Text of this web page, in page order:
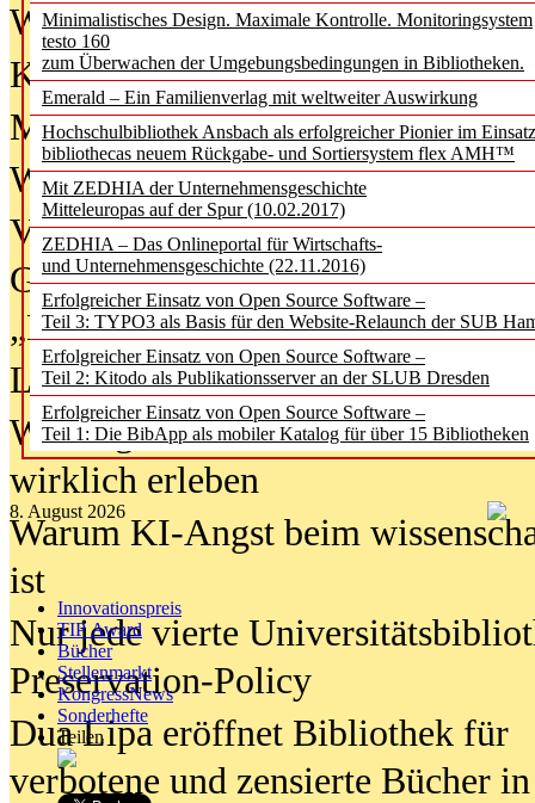
Minimalistisches Design. Maximale Kontrolle. Monitoringsystem
testo 160
zum Überwachen der Umgebungsbedingungen in Bibliotheken.
Emerald – Ein Familienverlag mit weltweiter Auswirkung
Hochschulbibliothek Ansbach als erfolgreicher Pionier im
bibliothecas neuem Rückgabe- und Sortiersystem flex AMH™
Mit ZEDHIA der Unternehmensgeschichte
Mitteleuropas auf der Spur (10.02.2017)
ZEDHIA – Das Onlineportal für Wirtschafts-
und Unternehmensgeschichte (22.11.2016)
Erfolgreicher Einsatz von Open Source Software –
Teil 3: TYPO3 als Basis für den Website-Relaunch der SUB
Erfolgreicher Einsatz von Open Source Software –
Teil 2: Kitodo als Publikationsserver an der SLUB Dresden
Erfolgreicher Einsatz von Open Source Software –
Teil 1: Die BibApp als mobiler Katalog für über 15 Bibliotheken
8. August 2026
Innovationspreis
TIP Award
Bücher
Stellenmarkt
KongressNews
Sonderhefte
Teilen
Was Hochschul­bibliotheken von
Kinder in der digitalen Welt
Metadaten als Infrastruktur
Wenn Bots katalogisieren
Von Abschlusskleidern bis
Geisterjagd-Ausrüstung in der
„Library of Things“ unterwegs
Lesen als Infrastrukturaufgabe
Wie Jugendliche Social Media
wirklich erleben
Warum KI-Angst beim
ist
Nur jede vierte
Preservation-Policy
Dua Lipa eröffnet Bibliothek für
verbotene und zensierte Bücher